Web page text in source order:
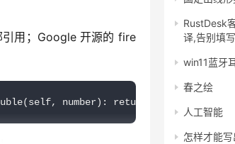
用；Google 开源的 fire
number): return 2 * numberif
RustDesk
译,告别填
win11蓝牙
春之绘
人工智能
怎样才能写